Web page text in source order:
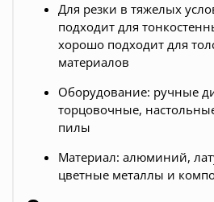
Для резки в тяжелых
подходит для
хорошо подходит для
материалов
Оборудование: ручные
торцовочные,
пилы
Материал: алюминий,
цветные металлы и